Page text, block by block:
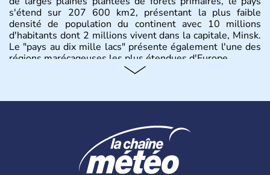
s'étend sur 207 600 km2, présentant la plus faible
densité de population du continent avec 10 millions
d'habitants dont 2 millions vivent dans la capitale, Minsk.
Le "pays au dix mille lacs" présente également l'une des
régions marécageuses les plus étendues d'Europe.
L'histoire de la Biélorussie correspond à la naissance des
développement de principautés locales comme Pinsk ou
Slutsk qui concurrençaient Kiev en Ukraine. Ancienne
province de l'Union Soviétique, la Bielorussie est
indépendante depuis 1990.